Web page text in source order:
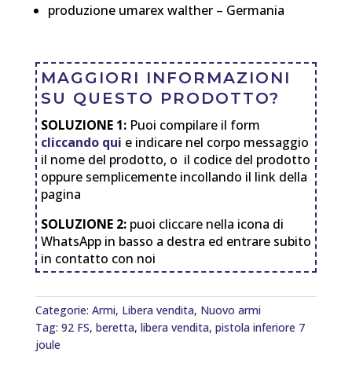
produzione umarex walther – Germania
MAGGIORI INFORMAZIONI
SU QUESTO PRODOTTO?
SOLUZIONE 1:Puoi compilare il form
cliccando qui e indicare nel corpo messaggio
il nome del prodotto, o il codice del prodotto
oppure semplicemente incollando il link della
pagina
SOLUZIONE 2:puoi cliccare nella icona di
WhatsApp in basso a destra ed entrare subito
in contatto con noi
Categorie: Armi, Libera vendita, Nuovo armi
Tag: 92 FS, beretta, libera vendita, pistola inferiore 7
joule